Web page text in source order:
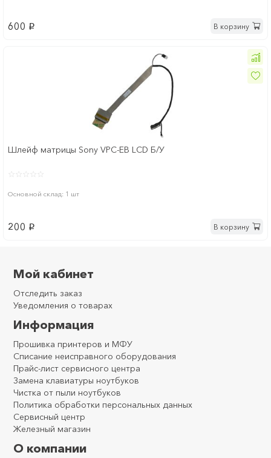
600 p В корзину
Шлейф матрицы Sony VPC-EB LCD Б/У
Основной склад: 1 шт
200 p В корзину
Мой кабинет
Отследить заказ
Уведомления о товарах
Информация
Прошивка принтеров и МФУ
Списание неисправного оборудования
Прайс-лист сервисного центра
Замена клавиатуры ноутбуков
Чистка от пыли ноутбуков
Политика обработки персональных данных
Сервисный центр
Железный магазин
О компании